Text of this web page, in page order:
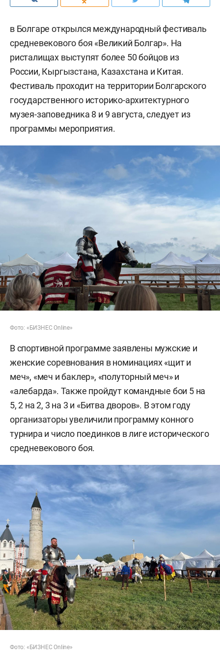
в Болгаре открылся международный фестиваль
средневекового боя «Великий Болгар». На
ристалищах выступят более 50 бойцов из
России, Кыргызстана, Казахстана и Китая.
Фестиваль проходит на территории Болгарского
государственного историко-архитектурного
музея-заповедника 8 и 9 августа, следует из
программы мероприятия.
Фото: «БИЗНЕС Online»
В спортивной программе заявлены мужские и
женские соревнования в номинациях «щит и
меч», «меч и баклер», «полуторный меч» и
«алебарда». Также пройдут командные бои 5 на
5, 2 на 2, 3 на 3 и «Битва дворов». В этом году
организаторы увеличили программу конного
турнира и число поединков в лиге исторического
средневекового боя.
Фото: «БИЗНЕС Online»